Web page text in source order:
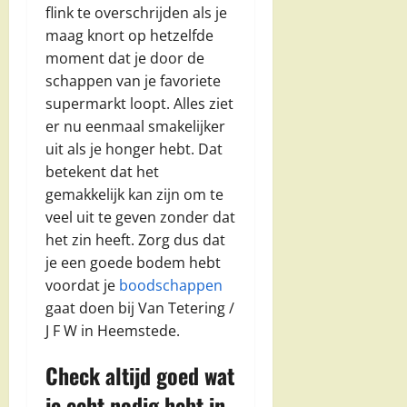
flink te overschrijden als je
maag knort op hetzelfde
moment dat je door de
schappen van je favoriete
supermarkt loopt. Alles ziet
er nu eenmaal smakelijker
uit als je honger hebt. Dat
betekent dat het
gemakkelijk kan zijn om te
veel uit te geven zonder dat
het zin heeft. Zorg dus dat
je een goede bodem hebt
voordat je boodschappen
gaat doen bij Van Tetering /
J F W in Heemstede.
Check altijd goed wat